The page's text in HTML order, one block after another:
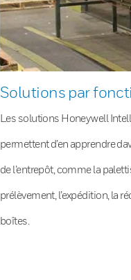
Solutions par
Les solutions Honeywell
permettent d’en apprendre
de l’entrepôt, comme la
prélèvement, l’expédition, la
boîtes.